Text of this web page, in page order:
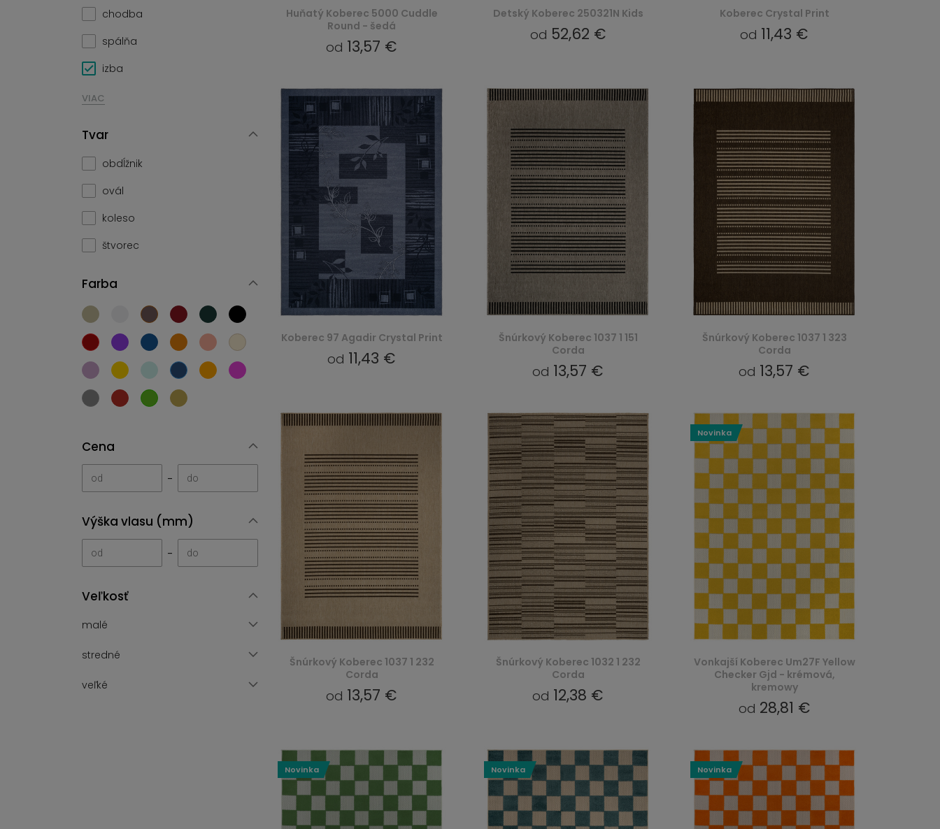
chodba
spálňa
izba
VIAC
Tvar
obdĺžnik
ovál
koleso
štvorec
Farba
Cena
-
Výška vlasu (mm)
-
Veľkosť
malé
stredné
veľké
Huňatý Koberec 5000 Cuddle
Round - šedá
od 13,57 €
Detský Koberec 250321N Kids
od 52,62 €
Koberec Crystal Print
od 11,43 €
Koberec 97 Agadir Crystal Print
od 11,43 €
Šnúrkový Koberec 1037 1 151
Corda
od 13,57 €
Šnúrkový Koberec 1037 1 323
Corda
od 13,57 €
Šnúrkový Koberec 1037 1 232
Corda
od 13,57 €
Šnúrkový Koberec 1032 1 232
Corda
od 12,38 €
Vonkajší Koberec Um27F Yellow
Checker Gjd - krémová,
kremowy
od 28,81 €
Novinka
Novinka Novinka Novinka